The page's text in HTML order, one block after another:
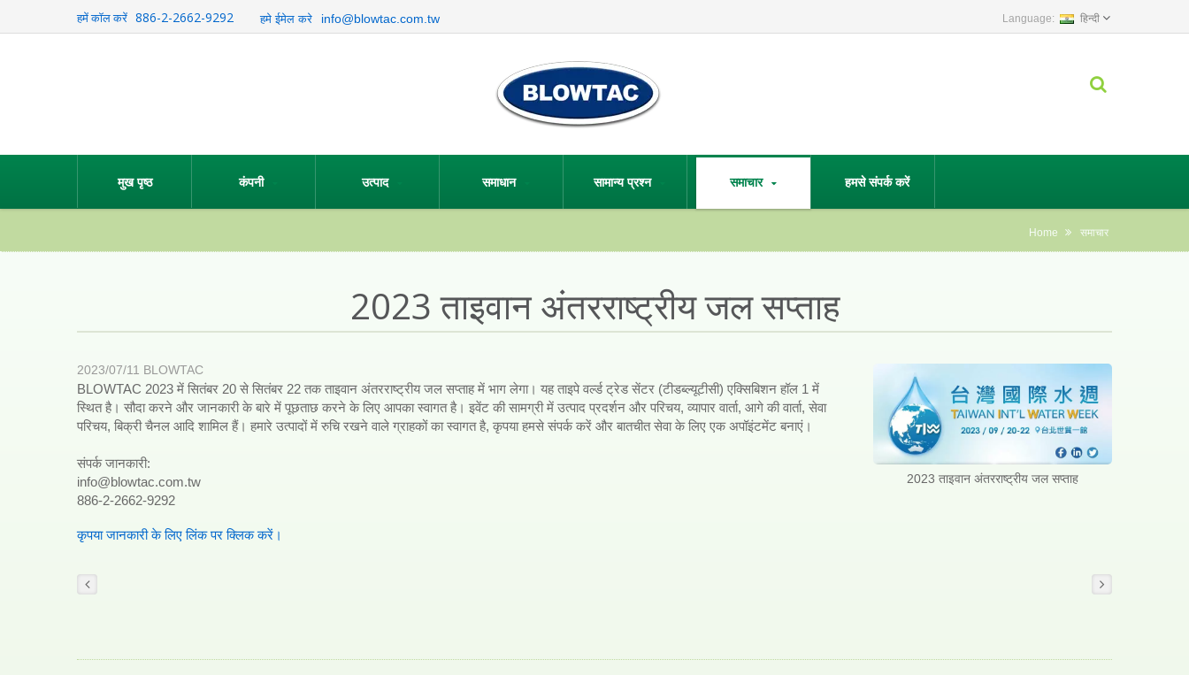
हमें कॉल करें 886-2-2662-9292 हमे ईमेल करे info@blowtac.com.tw हिन्दी
मुख पृष्ठ कंपनी उत्पाद समाधान सामान्य प्रश्न समाचार हमसे संपर्क करें
Home समाचार
2023 ताइवान अंतरराष्ट्रीय जल सप्ताह
2023/07/11 BLOWTAC
2023 ताइवान अंतरराष्ट्रीय जल सप्ताह
BLOWTAC 2023 में सितंबर 20 से सितंबर 22 तक ताइवान अंतरराष्ट्रीय जल सप्ताह में भाग लेगा। यह ताइपे वर्ल्ड ट्रेड सेंटर (टीडब्ल्यूटीसी) एक्सिबिशन हॉल 1 में
स्थित है। सौदा करने और जानकारी के बारे में पूछताछ करने के लिए आपका स्वागत है। इवेंट की सामग्री में उत्पाद प्रदर्शन और परिचय, व्यापार वार्ता, आगे की वार्ता, सेवा
परिचय, बिक्री चैनल आदि शामिल हैं। हमारे उत्पादों में रुचि रखने वाले ग्राहकों का स्वागत है, कृपया हमसे संपर्क करें और बातचीत सेवा के लिए एक अपॉइंटमेंट बनाएं।
संपर्क जानकारी:
info@blowtac.com.tw
886-2-2662-9292
कृपया जानकारी के लिए लिंक पर क्लिक करें।